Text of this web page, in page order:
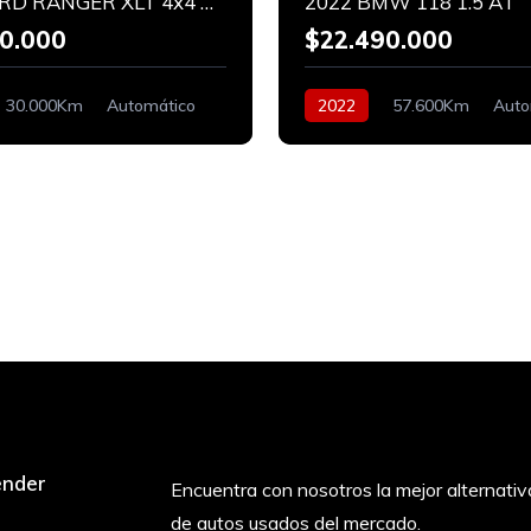
30.000Km Automático
$22.490.000
2022 57.600Km
Encuentra con nosotros la mejor
de autos usados del mercado.